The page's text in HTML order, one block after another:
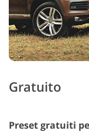
Gratuito